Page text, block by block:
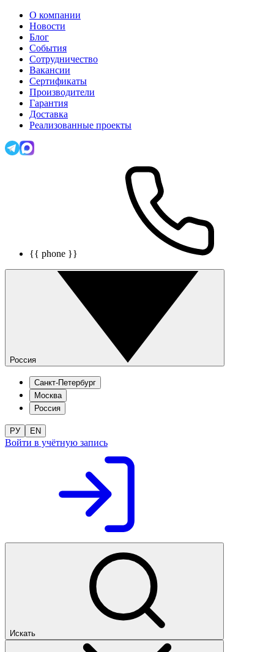
О компании
Новости
Блог
События
Сотрудничество
Вакансии
Сертификаты
Производители
Гарантия
Доставка
Реализованные проекты
{{ phone }}
Россия
Санкт-Петербург
Москва
Россия
РУ EN
Войти в учётную запись
Искать